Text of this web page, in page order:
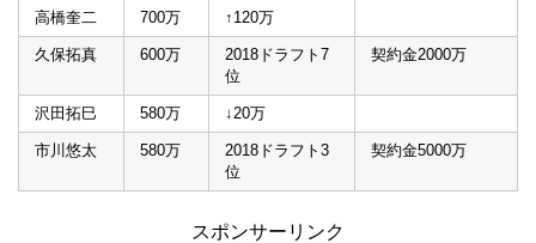
高橋奎二 700万 ↑120万
久保拓真 600万
2018ドラフト7
位
契約金2000万
沢田拓巳 580万 ↓20万
市川悠太 580万
2018ドラフト3
位
契約金5000万
スポンサーリンク